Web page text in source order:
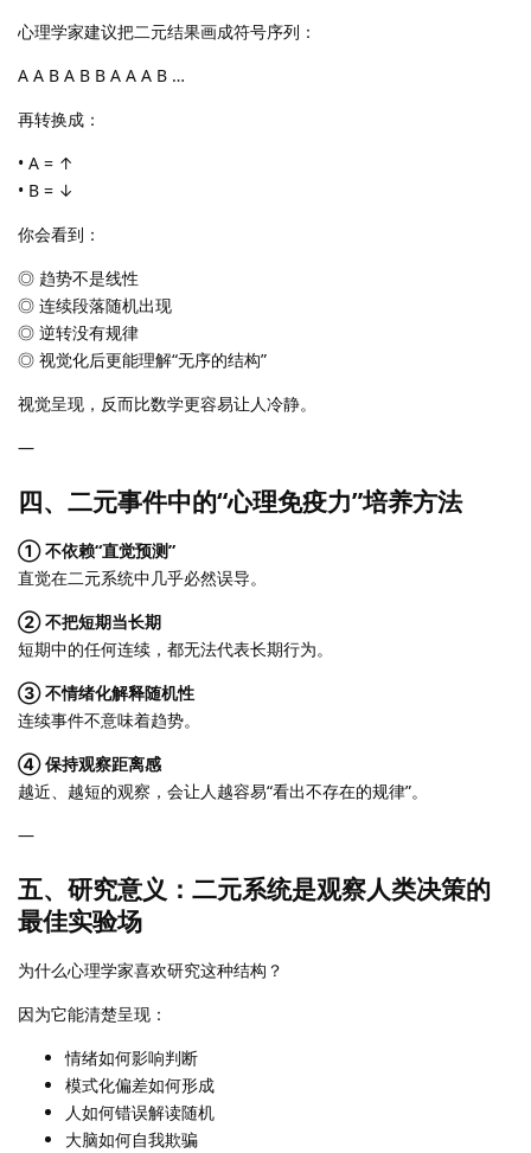
心理学家建议把二元结果画成符号序列：
A A B A B B A A A B …
再转换成：
• A = ↑
• B = ↓
你会看到：
◎ 趋势不是线性
◎ 连续段落随机出现
◎ 逆转没有规律
◎ 视觉化后更能理解“无序的结构”
视觉呈现，反而比数学更容易让人冷静。
—
四、二元事件中的“心理免疫力”培养方法
① 不依赖“直觉预测”
直觉在二元系统中几乎必然误导。
② 不把短期当长期
短期中的任何连续，都无法代表长期行为。
③ 不情绪化解释随机性
连续事件不意味着趋势。
④ 保持观察距离感
越近、越短的观察，会让人越容易“看出不存在的规律”。
—
五、研究意义：二元系统是观察人类决策的
最佳实验场
为什么心理学家喜欢研究这种结构？
因为它能清楚呈现：
情绪如何影响判断
模式化偏差如何形成
人如何错误解读随机
大脑如何自我欺骗